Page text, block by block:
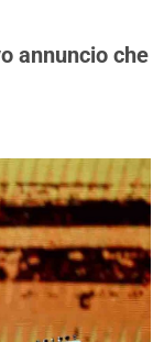
annuncio che